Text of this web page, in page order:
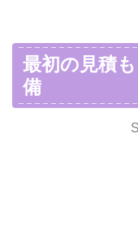
最初の見積
備